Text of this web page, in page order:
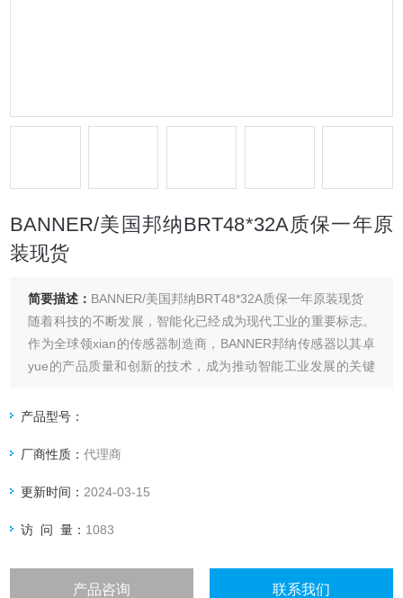
BANNER/美国邦纳BRT48*32A质保一年原
装现货
简要描述： BANNER/美国邦纳BRT48*32A质保一年原装现货
随着科技的不断发展，智能化已经成为现代工业的重要标志。
作为全球领xian的传感器制造商，BANNER邦纳传感器以其卓
yue的产品质量和创新的技术，成为推动智能工业发展的关键
产品型号：
厂商性质：代理商
更新时间： 2024-03-15
访 问 量： 1083
产品咨询 联系我们